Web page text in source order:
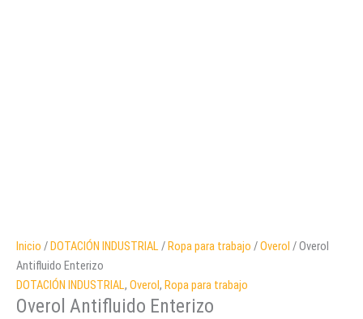
Inicio /DOTACIÓN INDUSTRIAL/Ropa para trabajo /Overol / Overol
Antifluido Enterizo
DOTACIÓN INDUSTRIAL, Overol, Ropa para trabajo
Overol Antifluido Enterizo